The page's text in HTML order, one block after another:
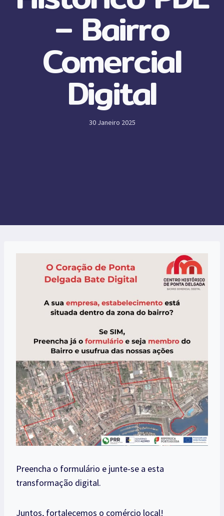
– Bairro
Comercial
Digital
30 Janeiro 2025
Preencha o formulário e junte-se a esta
transformação digital.
Juntos, fortalecemos o comércio local!